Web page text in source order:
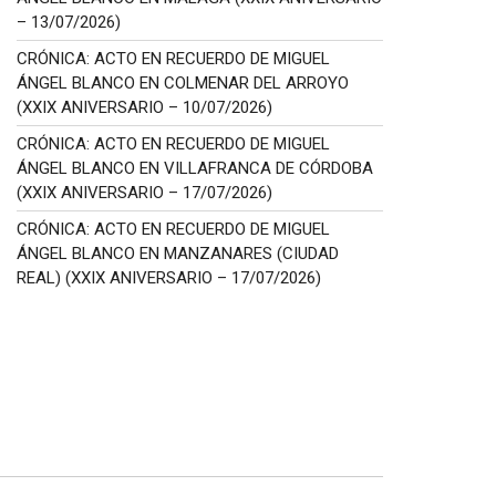
– 13/07/2026)
CRÓNICA: ACTO EN RECUERDO DE MIGUEL
ÁNGEL BLANCO EN COLMENAR DEL ARROYO
(XXIX ANIVERSARIO – 10/07/2026)
CRÓNICA: ACTO EN RECUERDO DE MIGUEL
ÁNGEL BLANCO EN VILLAFRANCA DE CÓRDOBA
(XXIX ANIVERSARIO – 17/07/2026)
CRÓNICA: ACTO EN RECUERDO DE MIGUEL
ÁNGEL BLANCO EN MANZANARES (CIUDAD
REAL) (XXIX ANIVERSARIO – 17/07/2026)